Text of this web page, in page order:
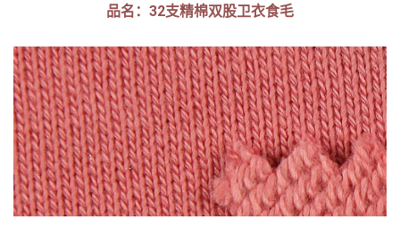
品名：32支精棉双股卫衣食毛